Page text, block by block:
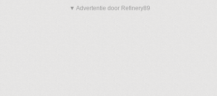
▼ Advertentie door Refinery89